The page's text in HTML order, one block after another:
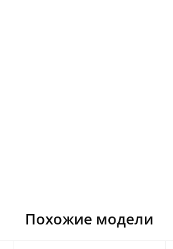
Похожие модели